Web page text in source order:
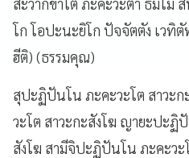
โก โอปะนะยิโก ปัจจัตตัง เว
ฮีติ) (ธรรมคุณ)
สุปะฏิปันโน ภะคะวะโต สาวะ
วะโต สาวะกะสังโฆ ญายะปะฏิ
สังโฆ สามีจิปะฏิปันโน ภะคะวะ